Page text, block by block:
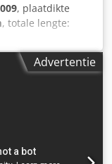
, plaatdikte
, totale lengte:
310-6 Crjdezp
Advertentie